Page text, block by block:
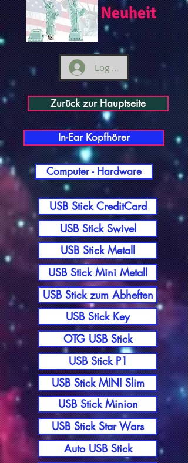
Neuheit
Log ind
Zurück zur Hauptseite
In-Ear Kopfhörer
Computer - Hardware
USB Stick CreditCard
USB Stick Swivel
USB Stick Metall
USB Stick Mini Metall
USB Stick zum Abheften
USB Stick Key
OTG USB Stick
USB Stick P1
USB Stick MINI Slim
USB Stick Minion
USB Stick Star Wars
Auto USB Stick